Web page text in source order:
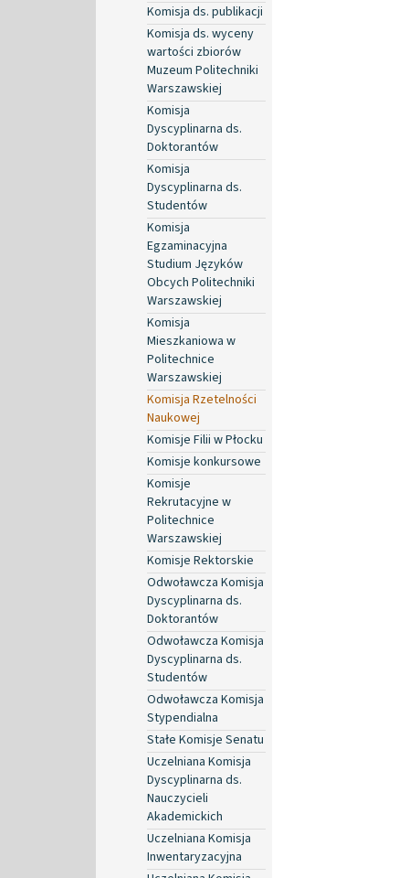
Komisja ds. publikacji
Komisja ds. wyceny
wartości zbiorów
Muzeum Politechniki
Warszawskiej
Komisja
Dyscyplinarna ds.
Doktorantów
Komisja
Dyscyplinarna ds.
Studentów
Komisja
Egzaminacyjna
Studium Języków
Obcych Politechniki
Warszawskiej
Komisja
Mieszkaniowa w
Politechnice
Warszawskiej
Komisja Rzetelności
Naukowej
Komisje Filii w Płocku
Komisje konkursowe
Komisje
Rekrutacyjne w
Politechnice
Warszawskiej
Komisje Rektorskie
Odwoławcza Komisja
Dyscyplinarna ds.
Doktorantów
Odwoławcza Komisja
Dyscyplinarna ds.
Studentów
Odwoławcza Komisja
Stypendialna
Stałe Komisje Senatu
Uczelniana Komisja
Dyscyplinarna ds.
Nauczycieli
Akademickich
Uczelniana Komisja
Inwentaryzacyjna